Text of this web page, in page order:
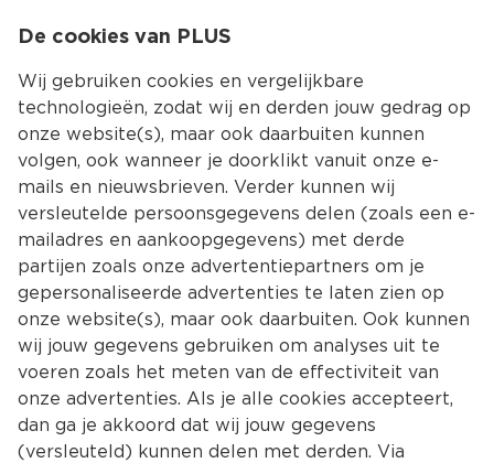
Kies jouw
Terug Producten
De cookies van PLUS
Wij gebruiken cookies en vergelijkbare
technologieën, zodat wij en derden jouw gedrag op
onze website(s), maar ook daarbuiten kunnen
volgen, ook wanneer je doorklikt vanuit onze e-
mails en nieuwsbrieven. Verder kunnen wij
versleutelde persoonsgegevens delen (zoals een e-
mailadres en aankoopgegevens) met derde
partijen zoals onze advertentiepartners om je
gepersonaliseerde advertenties te laten zien op
onze website(s), maar ook daarbuiten. Ook kunnen
wij jouw gegevens gebruiken om analyses uit te
voeren zoals het meten van de effectiviteit van
onze advertenties. Als je alle cookies accepteert,
dan ga je akkoord dat wij jouw gegevens
(versleuteld) kunnen delen met derden. Via